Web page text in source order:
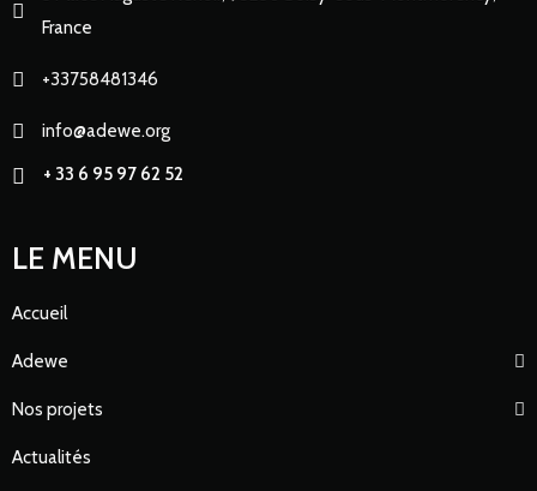
France
+33758481346
info@adewe.org
+ 33 6 95 97 62 52
LE MENU
Accueil
Adewe
Nos projets
Actualités